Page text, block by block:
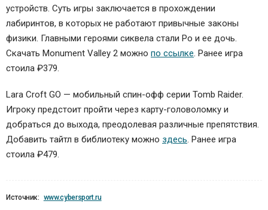
устройств. Суть игры заключается в прохождении
лабиринтов, в которых не работают привычные законы
физики. Главными героями сиквела стали Ро и ее дочь.
Скачать Monument Valley 2 можно по ссылке. Ранее игра
стоила ₽379.
Lara Croft GO — мобильный спин-офф серии Tomb Raider.
Игроку предстоит пройти через карту-головоломку и
добраться до выхода, преодолевая различные препятствия.
Добавить тайтл в библиотеку можно здесь. Ранее игра
стоила ₽479.
Источник: www.cybersport.ru